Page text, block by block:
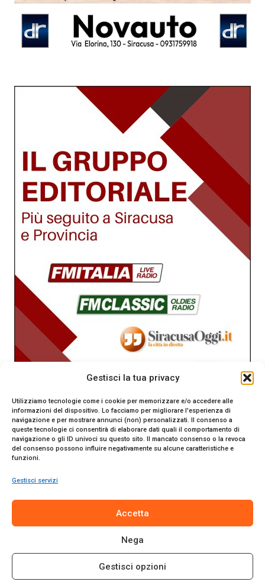
Gestisci la tua privacy
Utilizziamo tecnologie come i cookie per memorizzare e/o accedere alle
informazioni del dispositivo. Lo facciamo per migliorare l'esperienza di
navigazione e per mostrare annunci (non) personalizzati. Il consenso a
queste tecnologie ci consentirà di elaborare dati quali il comportamento di
navigazione o gli ID univoci su questo sito. Il mancato consenso o la revoca
del consenso possono influire negativamente su alcune caratteristiche e
funzioni.
Gestisci servizi
Accetta
Nega
Gestisci opzioni
Tribunale di Siracusa. Direttore responsabile Gianni Catania.
© 2024 Promo Italia S.r.l. Tutti i diritti riservati. | Sito web
realizzato daWeb-Arte.it
Cookie Policy|Termini e Condizioni